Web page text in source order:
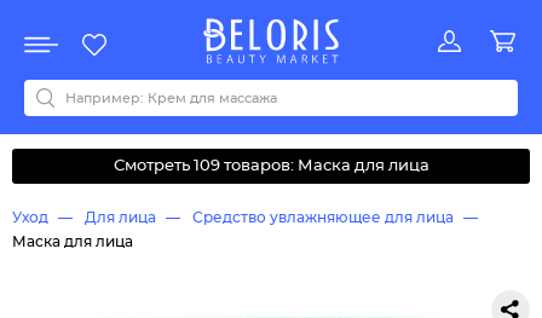
Акции
Все бренды
0-9ABCDEFGHIJKLMNOPQRSTUVWYZАБВДЗИМОКЛНПРСТУФ
Смотреть 109 товаров: Маска для лица
Уход Для лица
Средство увлажняющее для лица
Маска для лица